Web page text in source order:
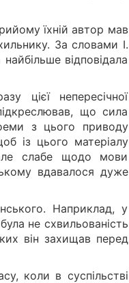
їхній автор мав
За словами І.
відповідала
цієї непересічної
що сила
з цього приводу
із цього матеріалу
слабе щодо мови
вдавалося дуже
Наприклад, у
не схвильованість
він захищав перед
коли в суспільстві